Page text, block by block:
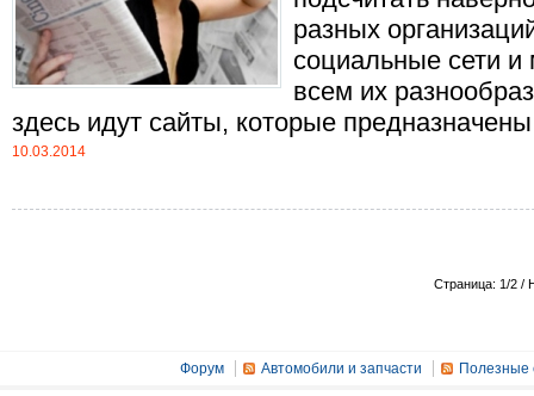
разных
социальные сети и
всем их
здесь идут сайты, которые
10.03.2014
Страница: 1/2 /
Форум Автомобили и запчасти Полезные